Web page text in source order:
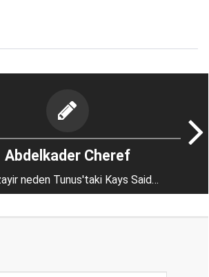
Abdelkader Cheref
neden Tunus'taki Kays Said
diktatörlüğünü destekliyor?